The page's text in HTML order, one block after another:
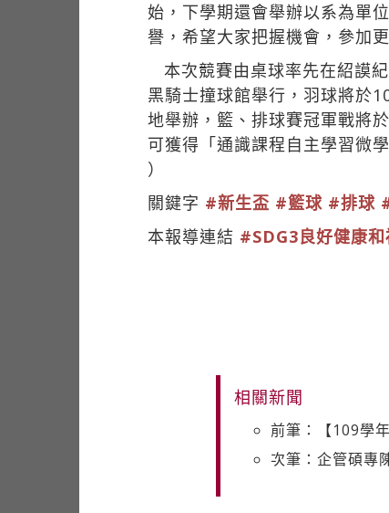
始，下學期還會舉辦以系為單
譽，希望大家把握機會，參加
本次競賽由桌球率先在紹謨
黑騎士撞球館舉行，羽球將於
地舉辦，籃、排球賽冠軍戰將
可獲得「通識課程自主學習微
）
關鍵字 #新生盃 #籃球 #排球
本報導連結 #SDG3良好健康和
相關新聞
前筆：【109學
次筆：企管碩專